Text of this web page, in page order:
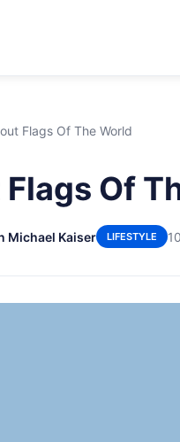
Flags Of The World
Of
Michael Kaiser LIFESTYLE